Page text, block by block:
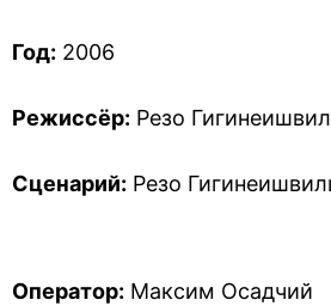
Год: 2006
Режиссёр: Резо
Сценарий: Резо
Оператор: Максим Осадчий